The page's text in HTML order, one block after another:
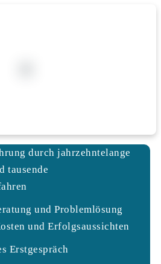
durch jahrzehntelange
tausende
und Problemlösung
und Erfolgsaussichten
Erstgespräch